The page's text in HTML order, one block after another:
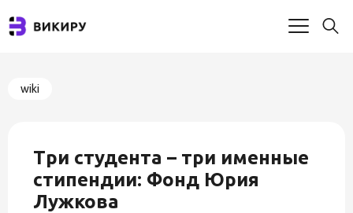
wiki
Три студента – три именные
стипендии: Фонд Юрия
Лужкова